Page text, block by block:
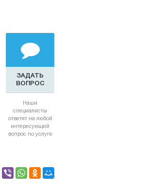
ЗАДАТЬ
ВОПРОС
Наши
специалисты
ответят на любой
интересующий
вопрос по услуге